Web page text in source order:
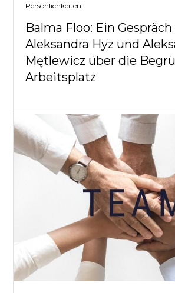
Persönlichkeiten
Balma Floo: Ein
Aleksandra Hyz und
Mętlewicz über die
Arbeitsplatz